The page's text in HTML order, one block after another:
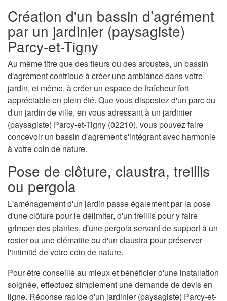
Création d'un bassin d’agrément
par un jardinier (paysagiste)
Parcy-et-Tigny
Au même titre que des fleurs ou des arbustes, un bassin
d'agrément contribue à créer une ambiance dans votre
jardin, et même, à créer un espace de fraîcheur fort
appréciable en plein été. Que vous disposiez d'un parc ou
d'un jardin de ville, en vous adressant à un jardinier
(paysagiste) Parcy-et-Tigny (02210), vous pouvez faire
concevoir un bassin d'agrément s'intégrant avec harmonie
à votre coin de nature.
Pose de clôture, claustra, treillis
ou pergola
L'aménagement d'un jardin passe également par la pose
d'une clôture pour le délimiter, d'un treillis pour y faire
grimper des plantes, d'une pergola servant de support à un
rosier ou une clématite ou d'un claustra pour préserver
l'intimité de votre coin de nature.
Pour être conseillé au mieux et bénéficier d'une installation
soignée, effectuez simplement une demande de devis en
ligne. Réponse rapide d'un jardinier (paysagiste) Parcy-et-